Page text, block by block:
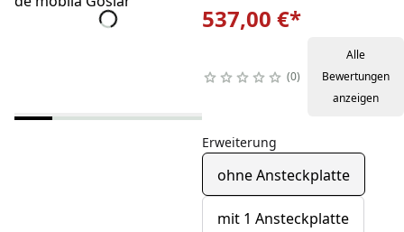
537,00 €*
0
Alle
Bewertungen
anzeigen
Erweiterung
ohne Ansteckplatte
mit 1 Ansteckplatte